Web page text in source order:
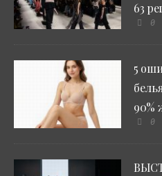
63
0
5
90%
0